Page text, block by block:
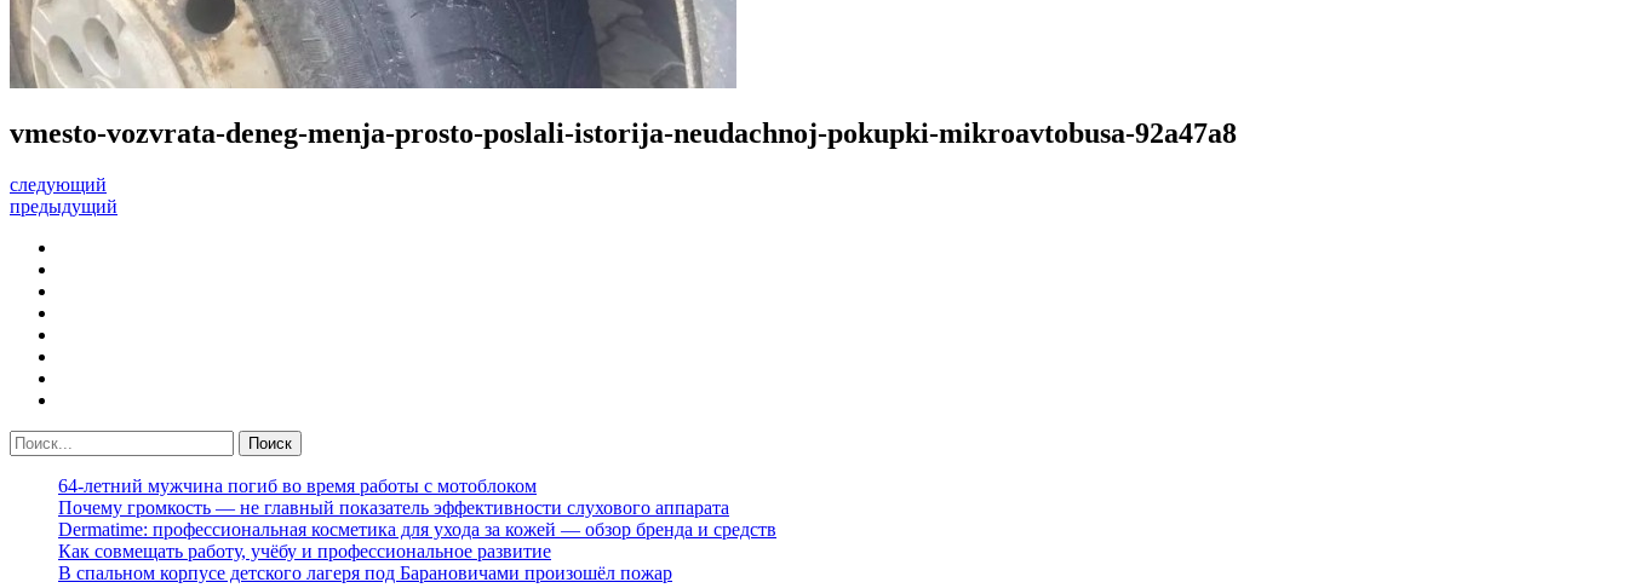
vmesto-vozvrata-deneg-menja-prosto-poslali-istorija-neudachnoj-pokupki-mikroavtobusa-92a47a8
следующий
предыдущий
64-летний мужчина погиб во время работы с мотоблоком
Почему громкость — не главный показатель эффективности слухового аппарата
Dermatime: профессиональная косметика для ухода за кожей — обзор бренда и средств
Как совмещать работу, учёбу и профессиональное развитие
В спальном корпусе детского лагеря под Барановичами произошёл пожар